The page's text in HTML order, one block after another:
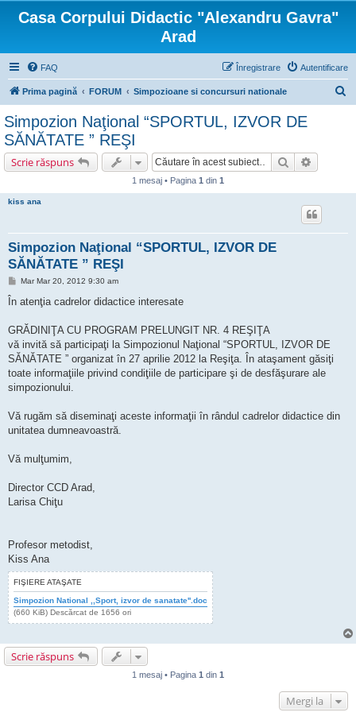
Casa Corpului Didactic "Alexandru Gavra"
Arad
FAQ Autentificare
Înregistrare
Prima pagină FORUM Simpozioane si concursuri nationale
Simpozion Naţional “SPORTUL, IZVOR DE
SĂNĂTATE ” REŞI
Scrie răspuns Căutare
1 mesaj • Pagina 1 din 1
kiss ana
Simpozion Naţional “SPORTUL, IZVOR DE
SĂNĂTATE ” REŞI
M
s
Mar Mar 20, 2012 9:30 am
În atenţia cadrelor didactice interesate
GRĂDINIŢA CU PROGRAM PRELUNGIT NR. 4 REŞIŢA
vă invită să participaţi la Simpozionul Naţional “SPORTUL, IZVOR DE
SĂNĂTATE ” organizat în 27 aprilie 2012 la Reşiţa. În ataşament găsiţi
toate informaţiile privind condiţiile de participare şi de desfăşurare ale
simpozionului.
Vă rugăm să diseminaţi aceste informaţii în rândul cadrelor didactice din
unitatea dumneavoastră.
Vă mulţumim,
Director CCD Arad,
Larisa Chiţu
Profesor metodist,
Kiss Ana
FIŞIERE ATAŞATE
Simpozion National ,,Sport, izvor de sanatate''.doc
(660 KiB) Descărcat de 1656 ori
Scrie răspuns
1 mesaj • Pagina 1 din 1
Mergi la